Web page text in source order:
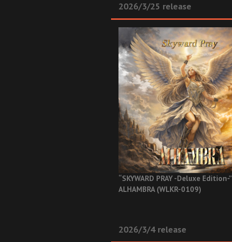
2026/3/25 release
“SKYWARD PRAY -Deluxe Edition-”
ALHAMBRA (WLKR-0109)
2026/3/4 release